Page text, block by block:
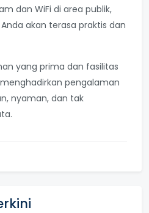
dan WiFi di area publik,
akan terasa praktis dan
yang prima dan fasilitas
pengalaman
nyaman, dan tak